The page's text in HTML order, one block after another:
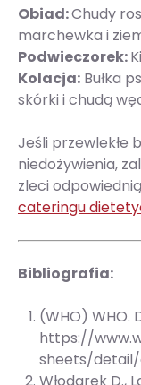
Obiad:Chudy
marchewka i
Podwieczorek:
Kolacja: Bułka
skórki i chudą
Jeśli przewlekłe
niedożywienia,
zleci
cateringu
Bibliografia:
(WHO) WHO.
https://
sheets/
Włodarek D.,